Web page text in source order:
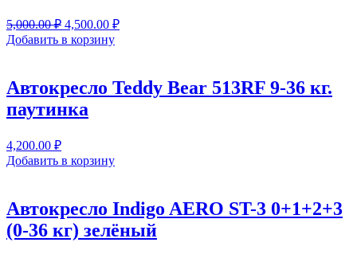
5,000.00₽ Первоначальная
цена
составляла
4,500.00 ₽Текущая
Добавить в корзину
Автокресло Teddy Bear 513RF 9-36 кг.
паутинка
4,200.00 ₽
Добавить в корзину
Автокресло Indigo AERO ST-3 0+1+2+3
(0-36 кг) зелёный